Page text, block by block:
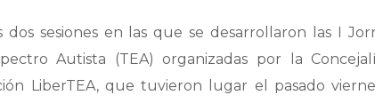
sesiones en las que se desarrollaron las I
Autista (TEA) organizadas por la
LiberTEA, que tuvieron lugar el pasado